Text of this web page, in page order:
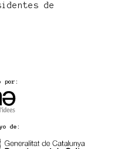
de
por:
de: